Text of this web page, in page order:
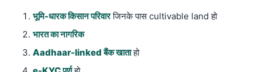
भूमि-धारक किसान परिवारजिनके पास cultivable land हो
भारत का नागरिक
Aadhaar-linked बैंक खाताहो